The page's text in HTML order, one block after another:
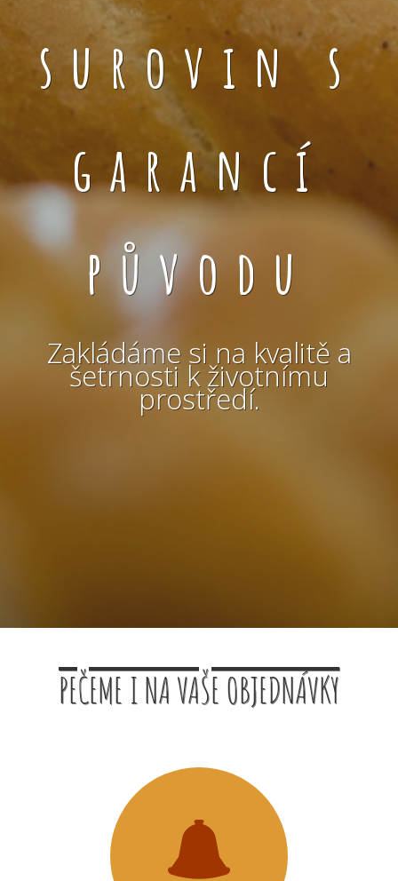
surovin s
garancí
původu
Zakládáme si na kvalitě a
šetrnosti k životnímu
prostředí.
PEČEME I NA VAŠE OBJEDNÁVKY